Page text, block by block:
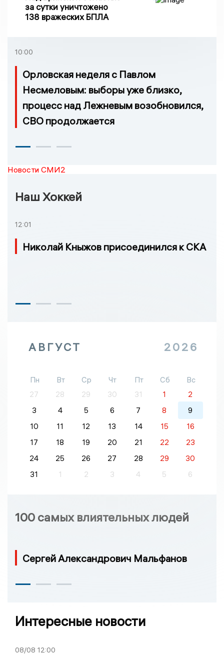
за сутки уничтожено
138 вражеских БПЛА
10:00
Орловская неделя с Павлом
Несмеловым: выборы уже близко,
процесс над Лежневым возобновился,
СВО продолжается
Новости СМИ2
Наш Хоккей
12:01
Николай Кныжов присоединился к СКА
АВГУСТ 2026
Пн Вт Ср Чт Пт Сб
Вс
27
28 29 30 31 1
2
3
4 5 6 7 8
9
10
11 12 13 14 15
16
17
18 19 20 21 22
23
24
25 26 27 28 29
30
31
1 2 3 4 5 6
100 самых влиятельных людей
Сергей Александрович Мальфанов
Интересные новости
08/08 12:00